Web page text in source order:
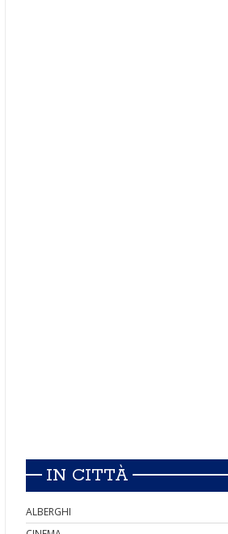
IN CITTÀ
ALBERGHI